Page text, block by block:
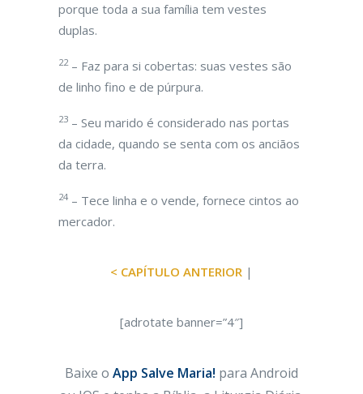
porque toda a sua família tem vestes
duplas.
22– Faz para si cobertas: suas vestes são
de linho fino e de púrpura.
23 – Seu marido é considerado nas portas
da cidade, quando se senta com os anciãos
da terra.
24 – Tece linha e o vende, fornece cintos ao
mercador.
< CAPÍTULO ANTERIOR |
[adrotate banner=”4″]
Baixe o App Salve Maria! para Android